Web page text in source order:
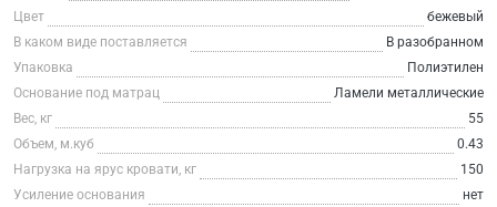
Цвет
бежевый
В каком виде поставляется
В разобранном
Упаковка
Полиэтилен
Основание под матрац
Ламели металлические
Вес, кг
55
Объем, м.куб
0.43
Нагрузка на ярус кровати, кг
150
Усиление основания
нет